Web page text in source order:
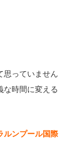
思っていません
な時間に変える
ルンプール国際